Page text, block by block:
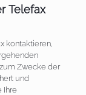
Telefax
kontaktieren,
Zwecke der
und
Ihre